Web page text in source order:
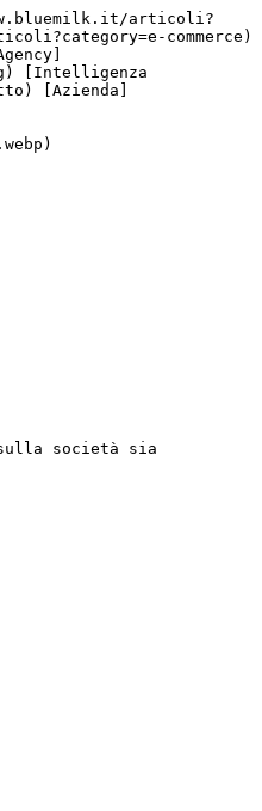
commerce)
[Intelligenza
[Azienda]
società sia